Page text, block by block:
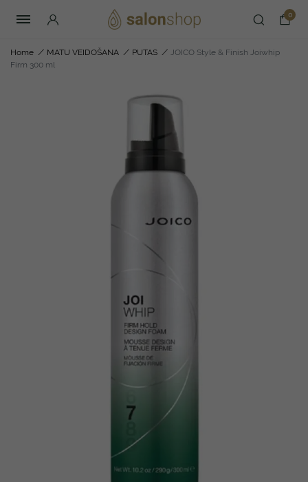
0
Home / MATU VEIDOŠANA / PUTAS / JOICO Style & Finish Joiwhip
Firm 300 ml